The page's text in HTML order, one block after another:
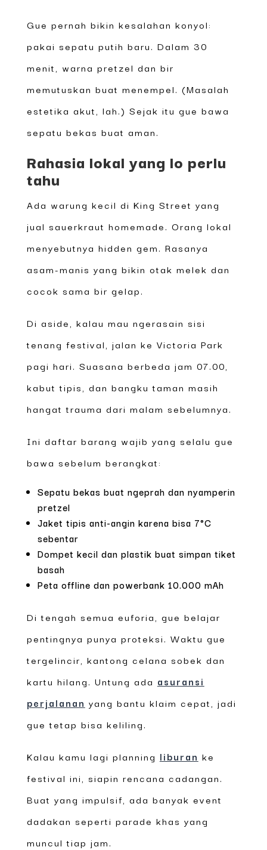
Gue pernah bikin kesalahan konyol:
pakai sepatu putih baru. Dalam 30
menit, warna pretzel dan bir
memutuskan buat menempel. (Masalah
estetika akut, lah.) Sejak itu gue bawa
sepatu bekas buat aman.
Rahasia lokal yang lo perlu
tahu
Ada warung kecil di King Street yang
jual sauerkraut homemade. Orang lokal
menyebutnya hidden gem. Rasanya
asam-manis yang bikin otak melek dan
cocok sama bir gelap.
Di aside, kalau mau ngerasain sisi
tenang festival, jalan ke Victoria Park
pagi hari. Suasana berbeda jam 07.00,
kabut tipis, dan bangku taman masih
hangat trauma dari malam sebelumnya.
Ini daftar barang wajib yang selalu gue
bawa sebelum berangkat:
Sepatu bekas buat ngeprah dan nyamperin
pretzel
Jaket tipis anti-angin karena bisa 7°C
sebentar
Dompet kecil dan plastik buat simpan tiket
basah
Peta offline dan powerbank 10.000 mAh
Di tengah semua euforia, gue belajar
pentingnya punya proteksi. Waktu gue
tergelincir, kantong celana sobek dan
kartu hilang. Untung ada asuransi
perjalanan yang bantu klaim cepat, jadi
gue tetap bisa keliling.
Kalau kamu lagi planning liburan ke
festival ini, siapin rencana cadangan.
Buat yang impulsif, ada banyak event
dadakan seperti parade khas yang
muncul tiap jam.